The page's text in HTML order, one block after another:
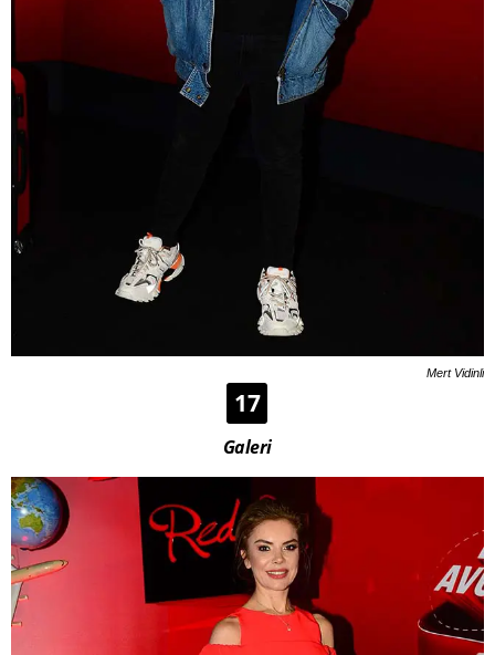
Mert Vidinli
17
Galeri